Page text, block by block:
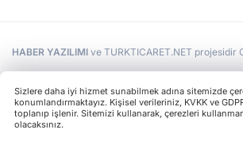
HABER YAZILIMI ve TURKTICARET.NET projesidir
Sizlere daha iyi hizmet sunabilmek adına sitemizde
konumlandırmaktayız. Kişisel verileriniz, KVKK ve
toplanıp işlenir. Sitemizi kullanarak, çerezleri
olacaksınız.